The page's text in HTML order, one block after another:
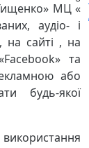
МЦ «
аудіо- і
на сайті , на
Facebook» та
або
будь-якої